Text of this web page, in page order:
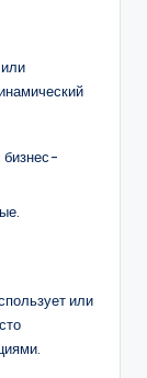
бизнес-
или